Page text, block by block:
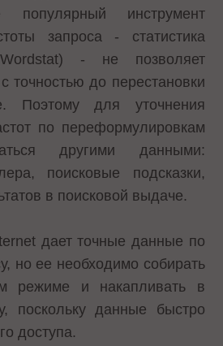
популярный инструмент
запроса - статистика
- не позволяет
точностью до перестановки
Поэтому для уточнения
по переформулировкам
другими данными:
поисковые подсказки,
в поисковой выдаче.
дает точные данные по
но ее необходимо собирать
режиме и накапливать в
поскольку данные быстро
доступа.